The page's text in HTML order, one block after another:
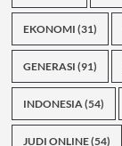
EKONOMI (31)
GENERASI (91)
INDONESIA (54)
JUDI ONLINE(54)